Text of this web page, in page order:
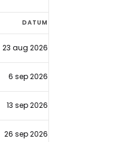
DATUM
23 aug 2026
6 sep 2026
13 sep 2026
26 sep 2026